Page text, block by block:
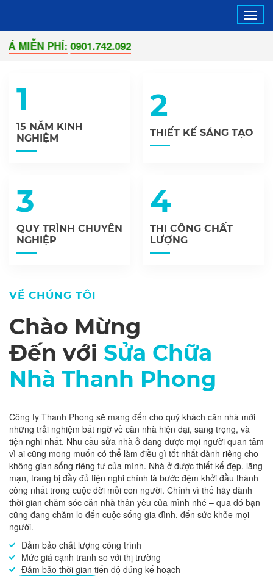
PHÍ: 0901.742.092
1
15 NĂM KINH
NGHIỆM
2
THIẾT KẾ SÁNG TẠO
3
QUY TRÌNH CHUYÊN
NGHIỆP
4
THI CÔNG CHẤT
LƯỢNG
VỀ CHÚNG TÔI
Chào Mừng
Đến với Sửa Chữa
Nhà Thanh Phong
Công ty Thanh Phong sẽ mang đến cho quý khách căn nhà mới
những trải nghiệm bất ngờ về căn nhà hiện đại, sang trọng, và
tiện nghi nhất. Nhu cầu sửa nhà ở đang được mọi người quan tâm
vì ai cũng mong muốn có thể làm điều gì tốt nhất dành riêng cho
không gian sống riêng tư của mình. Nhà ở được thiết kế đẹp, lãng
mạn, trang bị đầy đủ tiện nghi chính là bước đệm khởi đầu thành
công nhất trong cuộc đời mỗi con người. Chính vì thế hãy dành
thời gian chăm sóc căn nhà thân yêu của mình nhé – qua đó bạn
cũng đang chăm lo đến cuộc sống gia đình, đến sức khỏe mọi
người.
Đảm bảo chất lượng công trình
Mức giá cạnh tranh so với thị trường
Đảm bảo thời gian tiến độ đúng kế hoạch